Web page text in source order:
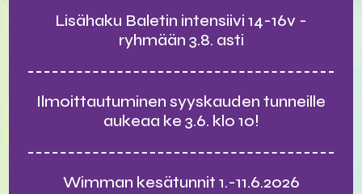
Lisähaku Baletin intensiivi 14-16v -
ryhmään 3.8. asti
Ilmoittautuminen syyskauden tunneille
aukeaa ke 3.6. klo 10!
Wimman kesätunnit 1.-11.6.2026